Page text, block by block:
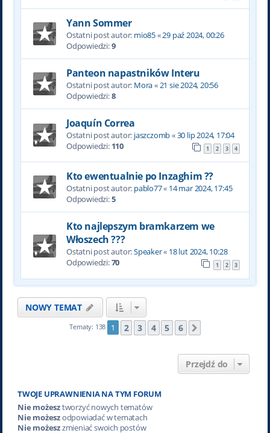
Yann Sommer
Ostatni post autor: mio85«29 paź 2024, 00:26
Odpowiedzi:9
Panteon napastników Interu
Ostatni post autor: Mora«21 sie 2024, 20:56
Odpowiedzi:8
Joaquín Correa
Ostatni post autor: jaszczomb«30 lip 2024, 17:04
Odpowiedzi: 110 1 2 3 4
Kto ewentualnie po Inzaghim ??
Ostatni post autor: pablo77« 14 mar 2024, 17:45
Odpowiedzi:5
Kto najlepszym bramkarzem we
Włoszech ???
Ostatni post autor:Speaker« 18 lut 2024, 10:28
Odpowiedzi:70 1 2 3
NOWY TEMAT
Tematy: 138 1 2 3 4 5 6
Przejdź do
TWOJE UPRAWNIENIA NA TYM FORUM
Nie możesztworzyć nowych tematów
Nie możeszodpowiadać w tematach
Nie możeszzmieniać swoich postów